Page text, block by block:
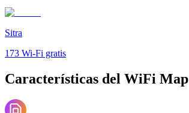
Sitra
173 Wi-Fi gratis
Características del WiFi Map